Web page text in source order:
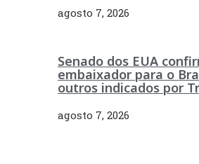
agosto 7, 2026
Senado dos EUA
embaixador para o
outros indicados por
agosto 7, 2026